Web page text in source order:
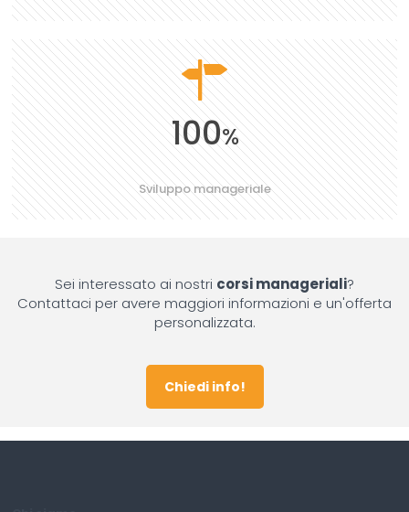
100%
Sviluppo manageriale
Sei interessato ai nostri corsi manageriali?
Contattaci per avere maggiori informazioni e un'offerta
personalizzata.
Chiedi info!